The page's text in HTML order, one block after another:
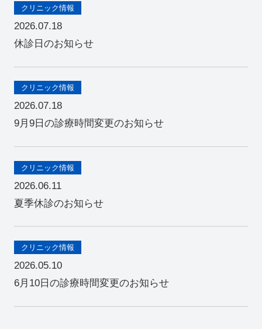
クリニック情報
2026.07.18
休診日のお知らせ
クリニック情報
2026.07.18
9月9日の診療時間変更のお知らせ
クリニック情報
2026.06.11
夏季休診のお知らせ
クリニック情報
2026.05.10
6月10日の診療時間変更のお知らせ